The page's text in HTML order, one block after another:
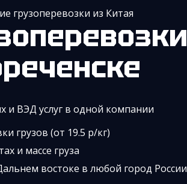
грузоперевозки из Китая
и ВЭД услуг в одной компании
грузов (от 19.5 р/кг)
и массе груза
востоке в любой город России